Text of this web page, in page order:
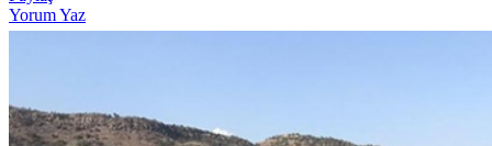
Yorum Yaz